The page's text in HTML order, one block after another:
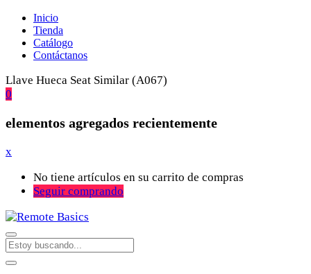
Inicio
Tienda
Catálogo
Contáctanos
Llave Hueca Seat Similar (A067)
0
elementos agregados recientemente
x
No tiene artículos en su carrito de compras
Seguir comprando